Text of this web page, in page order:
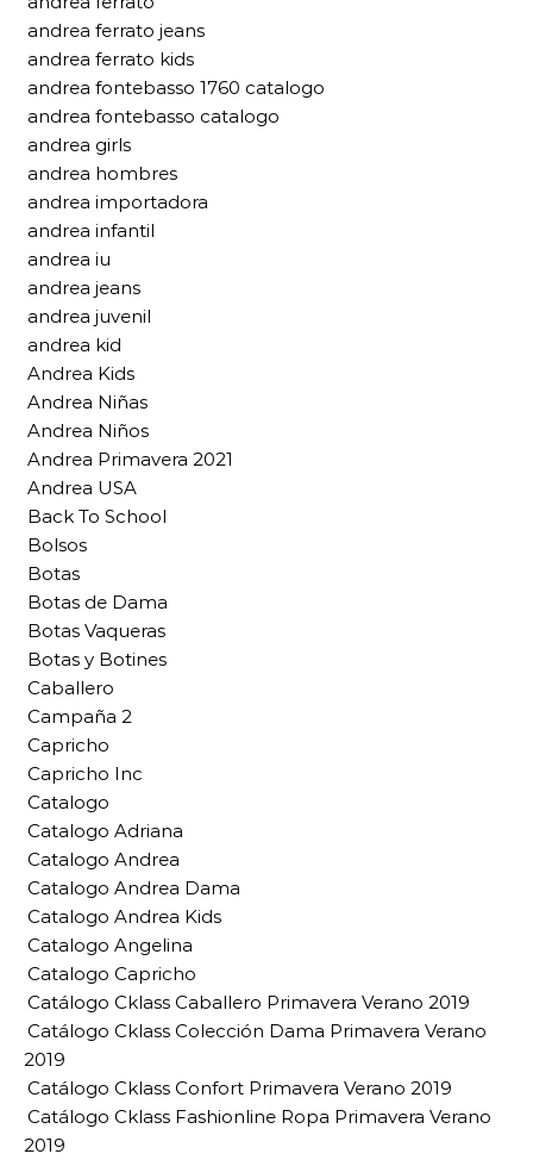
andrea ferrato jeans
andrea ferrato kids
andrea fontebasso 1760 catalogo
andrea fontebasso catalogo
andrea girls
andrea hombres
andrea importadora
andrea infantil
andrea iu
andrea jeans
andrea juvenil
andrea kid
Andrea Kids
Andrea Niñas
Andrea Niños
Andrea Primavera 2021
Andrea USA
Back To School
Bolsos
Botas
Botas de Dama
Botas Vaqueras
Botas y Botines
Caballero
Campaña 2
Capricho
Capricho Inc
Catalogo
Catalogo Adriana
Catalogo Andrea
Catalogo Andrea Dama
Catalogo Andrea Kids
Catalogo Angelina
Catalogo Capricho
Catálogo Cklass Caballero Primavera Verano 2019
Catálogo Cklass Colección Dama Primavera Verano
2019
Catálogo Cklass Confort Primavera Verano 2019
Catálogo Cklass Fashionline Ropa Primavera Verano
2019